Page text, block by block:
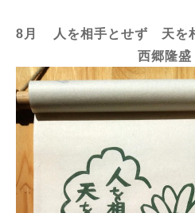
8月
人を相手とせず 天を
西郷隆盛